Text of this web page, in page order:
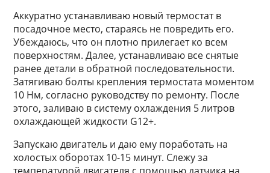
Аккуратно устанавливаю новый термостат в
посадочное место, стараясь не повредить его.
Убеждаюсь, что он плотно прилегает ко всем
поверхностям. Далее, устанавливаю все снятые
ранее детали в обратной последовательности.
Затягиваю болты крепления термостата моментом
10 Нм, согласно руководству по ремонту. После
этого, заливаю в систему охлаждения 5 литров
охлаждающей жидкости G12+.
Запускаю двигатель и даю ему поработать на
холостых оборотах 10-15 минут. Слежу за